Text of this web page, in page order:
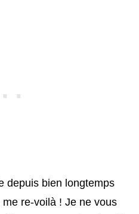
depuis bien longtemps
me re-voilà ! Je ne vous